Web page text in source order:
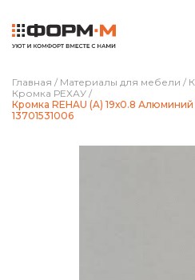
Главная / Материалы для мебели /
Кромка РЕХАУ /
Кромка REHAU (A) 19х0.8
13701531006